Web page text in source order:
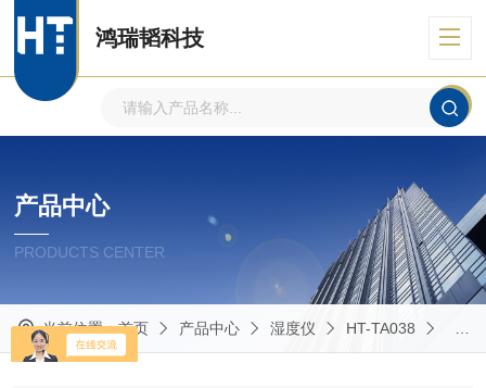
鸿瑞韬科技
产品中心
PRODUCTS CENTER
当前位置：首页 产品中心 湿度仪 HT-TA038